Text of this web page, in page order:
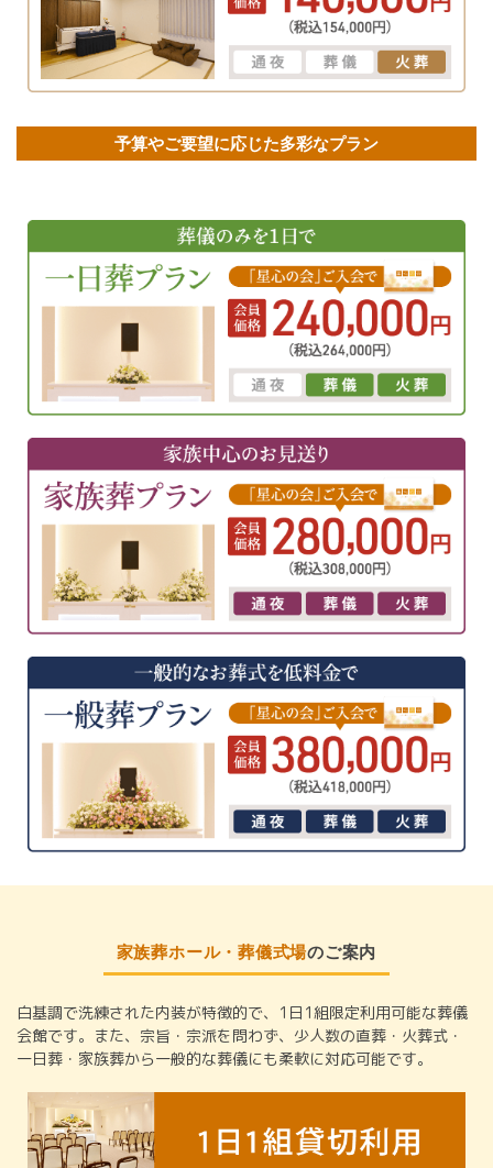
予算やご要望に応じた多彩なプラン
家族葬ホール・葬儀式場のご案内
白基調で洗練された内装が特徴的で、1日1組限定利用可能な葬儀
会館です。また、宗旨・宗派を問わず、少人数の直葬・火葬式・
一日葬・家族葬から一般的な葬儀にも柔軟に対応可能です。